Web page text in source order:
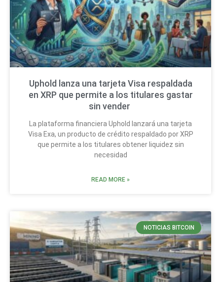
Uphold lanza una tarjeta Visa respaldada
en XRP que permite a los titulares gastar
sin vender
La plataforma financiera Uphold lanzará una tarjeta
Visa Exa, un producto de crédito respaldado por XRP
que permite a los titulares obtener liquidez sin
necesidad
READ MORE »
NOTICIAS BITCOIN